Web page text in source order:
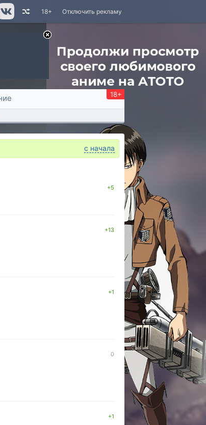
Отключить рекламу
18+
18+
с начала
+5
+13
+1
0
+1